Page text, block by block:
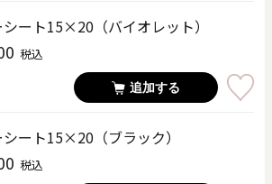
シート15×20（バイオレット）
税込
追加する
ート15×20（ブラック）
税込